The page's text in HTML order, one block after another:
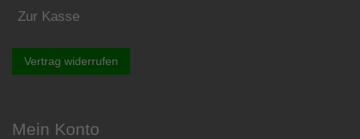
Zur Kasse
Vertrag widerrufen
Mein Konto